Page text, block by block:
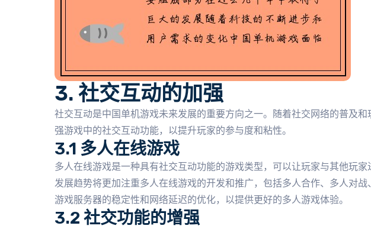
3. 社交互动的加强
社交互动是中国单机游戏未来发展的重要方向之一。随着社交网络的普及
强游戏中的社交互动功能，以提升玩家的参与度和粘性。
3.1 多人在线游戏
多人在线游戏是一种具有社交互动功能的游戏类型，可以让玩家与其他玩
发展趋势将更加注重多人在线游戏的开发和推广，包括多人合作、多人对
游戏服务器的稳定性和网络延迟的优化，以提供更好的多人游戏体验。
3.2 社交功能的增强